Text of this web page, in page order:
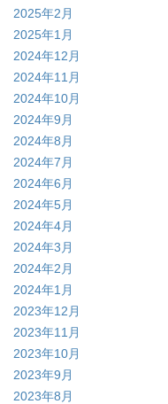
2025年2月
2025年1月
2024年12月
2024年11月
2024年10月
2024年9月
2024年8月
2024年7月
2024年6月
2024年5月
2024年4月
2024年3月
2024年2月
2024年1月
2023年12月
2023年11月
2023年10月
2023年9月
2023年8月